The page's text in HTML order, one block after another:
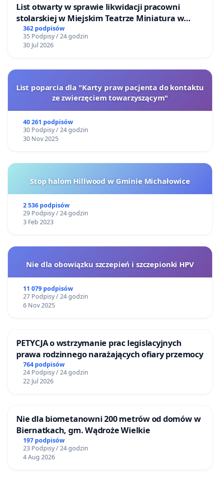
List otwarty w sprawie likwidacji pracowni
stolarskiej w Miejskim Teatrze Miniatura w
Gdańsku
362 podpisów
35 Podpisy / 24 godzin
30 Jul 2026
List poparcia dla "Karty praw pacjenta do kontaktu
ze zwierzęciem towarzyszącym"
40 261 podpisów
30 Podpisy / 24 godzin
30 Nov 2025
Stop halom Hillwood w Gminie Michałowice
2 536 podpisów
29 Podpisy / 24 godzin
3 Feb 2023
Nie dla obowiązku szczepień i szczepionki HPV
11 079 podpisów
27 Podpisy / 24 godzin
6 Nov 2025
PETYCJA o wstrzymanie prac legislacyjnych
prawa rodzinnego narażających ofiary przemocy
764 podpisów
24 Podpisy / 24 godzin
22 Jul 2026
Nie dla biometanowni 200 metrów od domów w
Biernatkach, gm. Wądroże Wielkie
197 podpisów
23 Podpisy / 24 godzin
4 Aug 2026